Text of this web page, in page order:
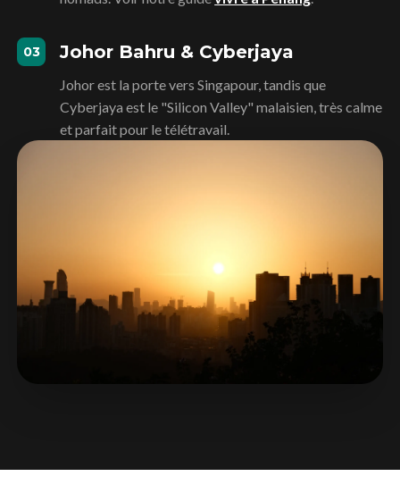
03 Johor Bahru & Cyberjaya
Johor est la porte vers Singapour, tandis que
Cyberjaya est le "Silicon Valley" malaisien, très calme
et parfait pour le télétravail.